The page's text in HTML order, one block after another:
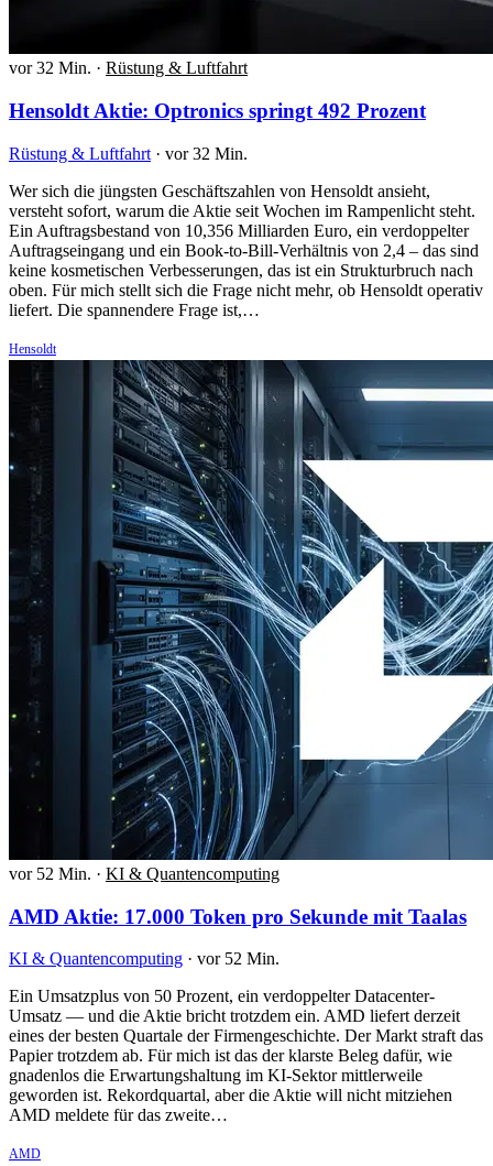
vor 32 Min. · Rüstung & Luftfahrt
Hensoldt Aktie: Optronics springt 492 Prozent
Rüstung & Luftfahrt · vor 32 Min.
Wer sich die jüngsten Geschäftszahlen von Hensoldt ansieht,
versteht sofort, warum die Aktie seit Wochen im Rampenlicht steht.
Ein Auftragsbestand von 10,356 Milliarden Euro, ein verdoppelter
Auftragseingang und ein Book-to-Bill-Verhältnis von 2,4 – das sind
keine kosmetischen Verbesserungen, das ist ein Strukturbruch nach
oben. Für mich stellt sich die Frage nicht mehr, ob Hensoldt operativ
liefert. Die spannendere Frage ist,…
Hensoldt
vor 52 Min. · KI & Quantencomputing
AMD Aktie: 17.000 Token pro Sekunde mit Taalas
KI & Quantencomputing · vor 52 Min.
Ein Umsatzplus von 50 Prozent, ein verdoppelter Datacenter-
Umsatz — und die Aktie bricht trotzdem ein. AMD liefert derzeit
eines der besten Quartale der Firmengeschichte. Der Markt straft das
Papier trotzdem ab. Für mich ist das der klarste Beleg dafür, wie
gnadenlos die Erwartungshaltung im KI-Sektor mittlerweile
geworden ist. Rekordquartal, aber die Aktie will nicht mitziehen
AMD meldete für das zweite…
AMD